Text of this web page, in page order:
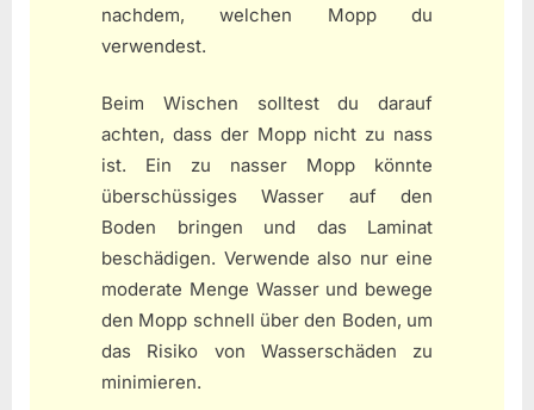
nachdem, welchen Mopp du
verwendest.
Beim Wischen solltest du darauf
achten, dass der Mopp nicht zu nass
ist. Ein zu nasser Mopp könnte
überschüssiges Wasser auf den
Boden bringen und das Laminat
beschädigen. Verwende also nur eine
moderate Menge Wasser und bewege
den Mopp schnell über den Boden, um
das Risiko von Wasserschäden zu
minimieren.